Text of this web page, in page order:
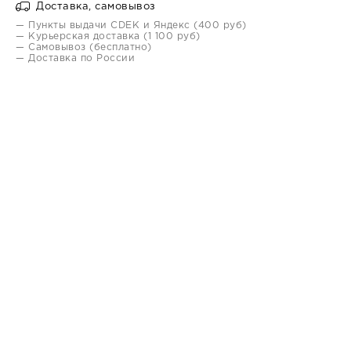
Доставка, самовывоз
— Пункты выдачи CDEK и Яндекс (400 руб)
— Курьерская доставка (1 100 руб)
— Самовывоз (бесплатно)
— Доставка по России